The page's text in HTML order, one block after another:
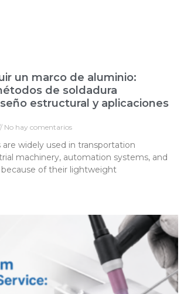
un marco de aluminio:
de soldadura
estructural y aplicaciones
No hay comentarios
widely used in transportation
machinery, automation systems, and
of their lightweight